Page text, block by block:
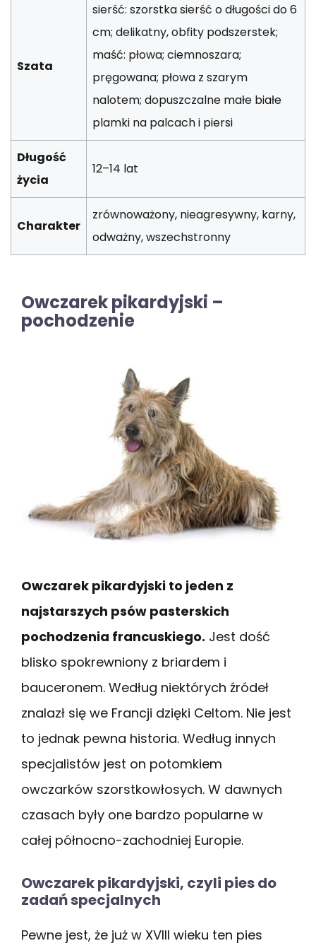
Szata
sierść: szorstka sierść o długości do 6
cm; delikatny, obfity podszerstek;
maść: płowa; ciemnoszara;
pręgowana; płowa z szarym
nalotem; dopuszczalne małe białe
plamki na palcach i piersi
Długość
życia
12–14 lat
Charakter
zrównoważony, nieagresywny, karny,
odważny, wszechstronny
Owczarek pikardyjski –
pochodzenie
Owczarek pikardyjski to jeden z
najstarszych psów pasterskich
pochodzenia francuskiego. Jest dość
blisko spokrewniony z briardem i
bauceronem. Według niektórych źródeł
znalazł się we Francji dzięki Celtom. Nie jest
to jednak pewna historia. Według innych
specjalistów jest on potomkiem
owczarków szorstkowłosych. W dawnych
czasach były one bardzo popularne w
całej północno-zachodniej Europie.
Owczarek pikardyjski, czyli pies do
zadań specjalnych
Pewne jest, że już w XVIII wieku ten pies